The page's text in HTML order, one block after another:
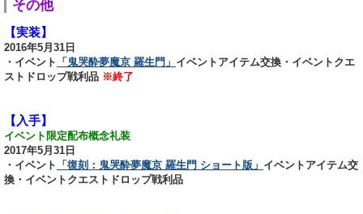
その他
【実装】
2016年5月31日
・イベント 「鬼哭酔夢魔京 羅生門」 イベントアイテム交換・イベントクエ
ストドロップ戦利品 ※終了
【入手】
イベント限定配布概念礼装
2017年5月31日
・イベント 「復刻：鬼哭酔夢魔京 羅生門 ショート版」 イベントアイテム交
換・イベントクエストドロップ戦利品